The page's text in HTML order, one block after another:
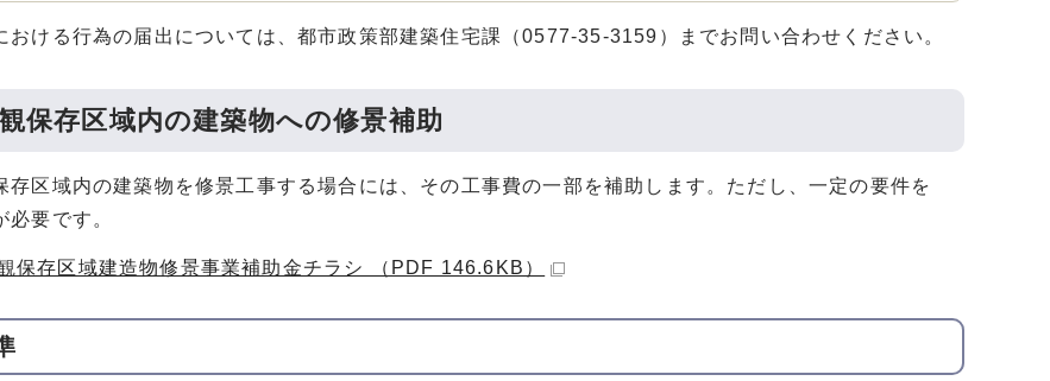
おける行為の届出については、都市政策部建築住宅課（0577-35-3159）までお問い合わせください。
保存区域内の建築物への修景補助
存区域内の建築物を修景工事する場合には、その工事費の一部を補助します。ただし、一定の要件を
必要です。
保存区域建造物修景事業補助金チラシ （PDF 146.6KB）